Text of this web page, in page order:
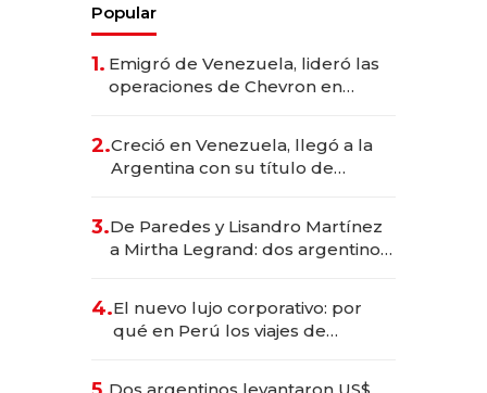
Popular
1. Emigró de Venezuela, lideró las
operaciones de Chevron en
2.Creció en Venezuela, llegó a la
Argentina con su título de
las marcas "fast premium"
3.De Paredes y Lisandro Martínez
a Mirtha Legrand: dos argentinos
4.El nuevo lujo corporativo: por
qué en Perú los viajes de
Dos argentinos levantaron US$